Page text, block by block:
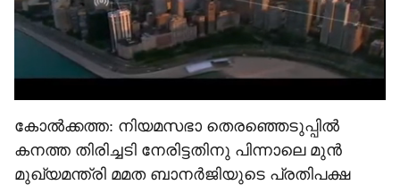
കോൽക്കത്ത: നിയമസഭാ തെരഞ്ഞെടുപ്പിൽ‌
കനത്ത തിരിച്ചടി നേരിട്ടതിനു പിന്നാലെ മുൻ
മുഖ്യമന്ത്രി മമത ബാനർജിയുടെ പ്രതിപക്ഷ